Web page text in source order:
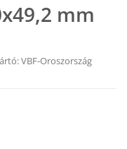
mm
VBF-Oroszország